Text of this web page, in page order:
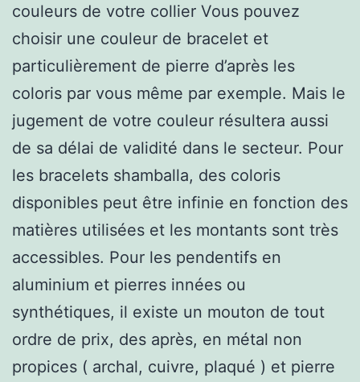
couleurs de votre collier Vous pouvez
choisir une couleur de bracelet et
particulièrement de pierre d’après les
coloris par vous même par exemple. Mais le
jugement de votre couleur résultera aussi
de sa délai de validité dans le secteur. Pour
les bracelets shamballa, des coloris
disponibles peut être infinie en fonction des
matières utilisées et les montants sont très
accessibles. Pour les pendentifs en
aluminium et pierres innées ou
synthétiques, il existe un mouton de tout
ordre de prix, des après, en métal non
propices ( archal, cuivre, plaqué ) et pierre